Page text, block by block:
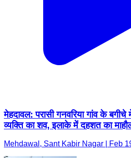
मेहदावल: परासी गनवरिया गांव के
व्यक्ति का शव, इलाके में दहशत का
Mehdawal, Sant Kabir Nagar | Feb